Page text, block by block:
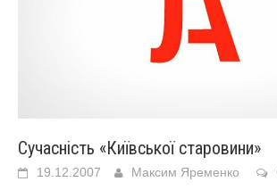
Сучасність «Київської старовини»
19.12.2007 Максим Яременко